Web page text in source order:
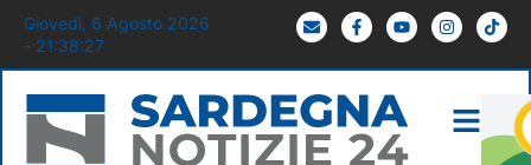
Giovedì, 6 Agosto 2026
- 21:38:28